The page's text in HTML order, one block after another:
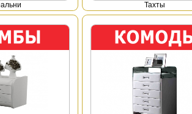
Тахты